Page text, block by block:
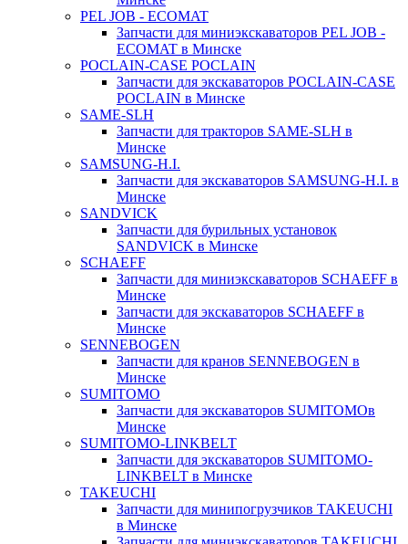
PEL JOB - ECOMAT
Запчасти для миниэкскаваторов PEL JOB -
ECOMAT в Минске
POCLAIN-CASE POCLAIN
Запчасти для экскаваторов POCLAIN-CASE
POCLAIN в Минске
SAME-SLH
Запчасти для тракторов SAME-SLH в
Минске
SAMSUNG-H.I.
Запчасти для экскаваторов SAMSUNG-H.I. в
Минске
SANDVICK
Запчасти для бурильных установок
SANDVICK в Минске
SCHAEFF
Запчасти для миниэкскаваторов SCHAEFF в
Минске
Запчасти для экскаваторов SCHAEFF в
Минске
SENNEBOGEN
Запчасти для кранов SENNEBOGEN в
Минске
SUMITOMO
Запчасти для экскаваторов SUMITOMOв
Минске
SUMITOMO-LINKBELT
Запчасти для экскаваторов SUMITOMO-
LINKBELT в Минске
TAKEUCHI
Запчасти для минипогрузчиков TAKEUCHI
в Минске